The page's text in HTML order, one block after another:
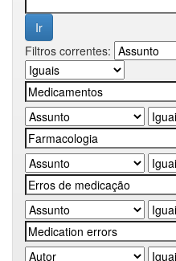
Filtros correntes: